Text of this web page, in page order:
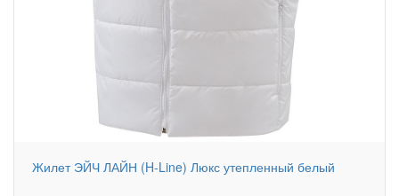
Жилет ЭЙЧ ЛАЙН (H-Line) Люкс утепленный белый